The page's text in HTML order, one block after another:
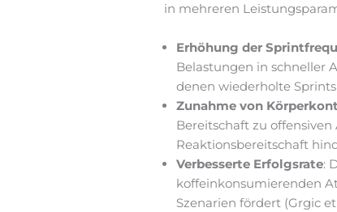
in mehreren
Erhöhung der
Belastungen in schneller
denen wiederholte Sprints
Zunahme von
Bereitschaft zu
Reaktionsbereitschaft
Verbesserte Erfolgsrate:
koffeinkonsumierenden
Szenarien fördert (Grgic et